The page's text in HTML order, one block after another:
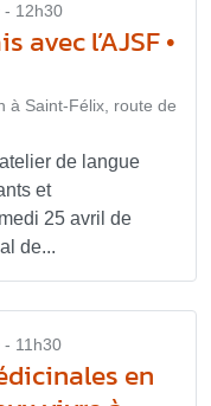
- 12h30
avec l’AJSF •
à Saint-Félix, route de
de langue
et
25 avril de
de...
- 11h30
en